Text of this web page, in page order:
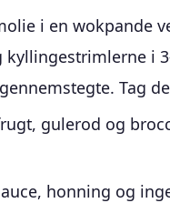
i en wokpande
kyllingestrimlerne i
Tag
gulerod og
honning og